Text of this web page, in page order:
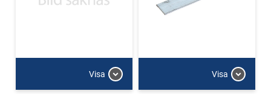
Visa Visa